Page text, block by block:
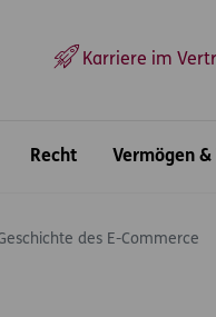
Karriere im
Recht Vermögen
des E-Commerce